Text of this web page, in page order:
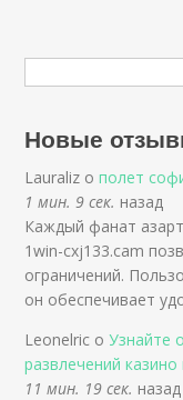
Новые
Lauraliz ополет
1 мин. 9 сек. назад
Каждый фанат
1win-cxj133.cam
ограничений.
он обеспечивает
Leonelric оУзнайте
развлечений
11 мин. 19 сек. назад